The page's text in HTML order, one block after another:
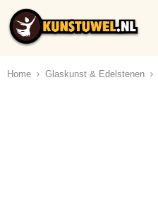
Ga naar de inhoud
Home Glaskunst & Edelstenen